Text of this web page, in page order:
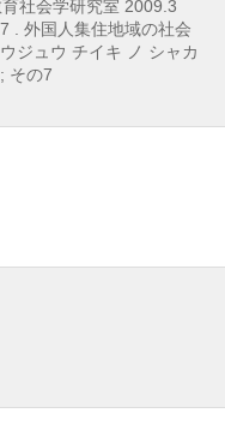
社会学研究室 2009.3
. 外国人集住地域の社会
ジュウ チイキ ノ シャカ
その7